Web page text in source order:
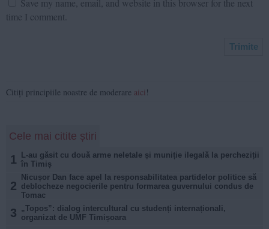
Save my name, email, and website in this browser for the next
time I comment.
Citiți principiile noastre de moderare aici!
Cele mai citite știri
1
L-au găsit cu două arme neletale și muniție ilegală la percheziții
în Timiș
2
Nicușor Dan face apel la responsabilitatea partidelor politice să
deblocheze negocierile pentru formarea guvernului condus de
Tomac
3 „Topos”: dialog intercultural cu studenți internaționali,
organizat de UMF Timișoara